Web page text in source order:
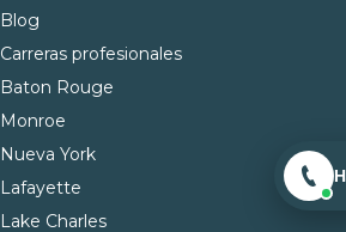
Blog
Carreras profesionales
Baton Rouge
Monroe
Nueva York
Lafayette
Lake Charles